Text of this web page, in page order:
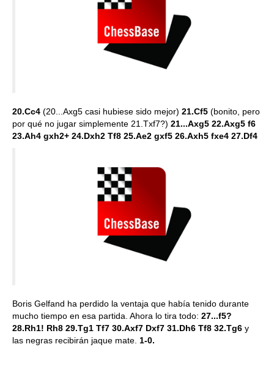
20.Cc4 (20...Axg5 casi hubiese sido mejor) 21.Cf5 (bonito, pero
por qué no jugar simplemente 21.Txf7?) 21...Axg5 22.Axg5 f6
23.Ah4 gxh2+ 24.Dxh2 Tf8 25.Ae2 gxf5 26.Axh5 fxe4 27.Df4
Boris Gelfand ha perdido la ventaja que había tenido durante
mucho tiempo en esa partida. Ahora lo tira todo: 27...f5?
28.Rh1! Rh8 29.Tg1 Tf7 30.Axf7 Dxf7 31.Dh6 Tf8 32.Tg6 y
las negras recibirán jaque mate. 1-0.